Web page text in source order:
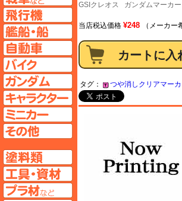
GSIクレオス ガンダムマーカー
当店税込価格 ¥248 （メーカ
タグ： つや消しクリアマー
艦船ページへ
自動車ページへ
バイクページへ
キャラクターページへ
工具ページへ